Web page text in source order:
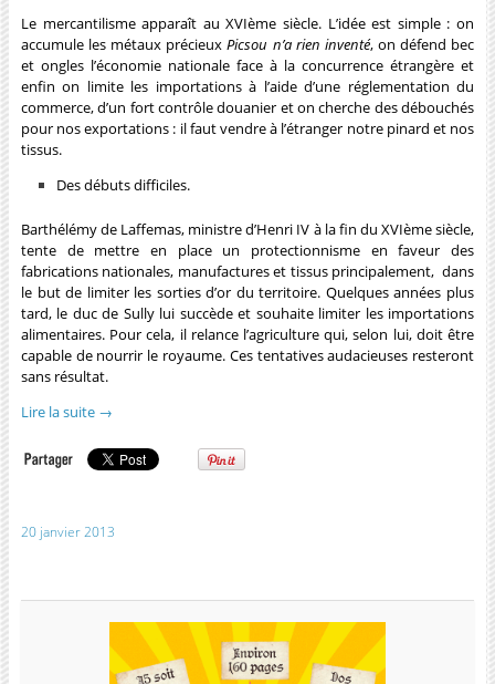
Le mercantilisme apparaît au XVIème siècle. L’idée est simple : on
accumule les métaux précieuxPicsou n’a rien inventé, on défend bec
et ongles l’économie nationale face à la concurrence étrangère et
enfin on limite les importations à l’aide d’une réglementation du
commerce, d’un fort contrôle douanier et on cherche des débouchés
pour nos exportations : il faut vendre à l’étranger notre pinard et nos
tissus.
Des débuts difficiles.
Barthélémy de Laffemas, ministre d’Henri IV à la fin du XVIème siècle,
tente de mettre en place un protectionnisme en faveur des
fabrications nationales, manufactures et tissus principalement, dans
le but de limiter les sorties d’or du territoire. Quelques années plus
tard, le duc de Sully lui succède et souhaite limiter les importations
alimentaires. Pour cela, il relance l’agriculture qui, selon lui, doit être
capable de nourrir le royaume. Ces tentatives audacieuses resteront
sans résultat.
Lire la suite →
20 janvier 2013